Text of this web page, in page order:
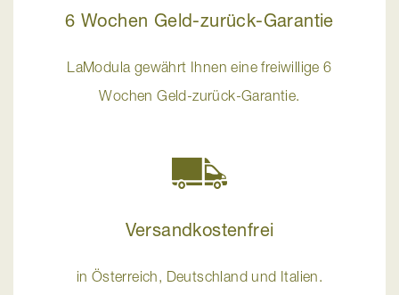
6 Wochen Geld-zurück-Garantie
LaModula gewährt Ihnen eine freiwillige 6
Wochen Geld-zurück-Garantie.
Versandkostenfrei
in Österreich, Deutschland und Italien.